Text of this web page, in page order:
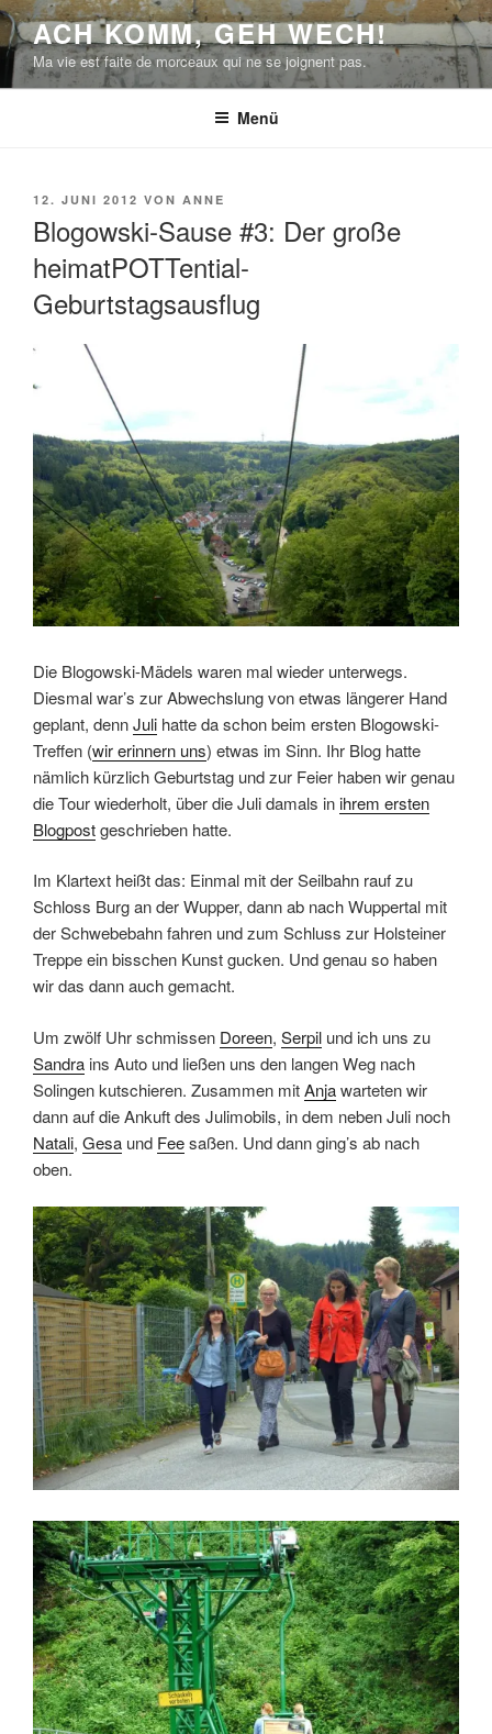
Zum
Inhalt
springen
ACH KOMM, GEH WECH!
Ma vie est faite de morceaux qui ne se joignent pas.
Menü
VERÖFFENTLICHT
12. JUNI 2012 VON ANNE
Blogowski-Sause #3: Der große
heimatPOTTential-
Geburtstagsausflug
Die Blogowski-Mädels waren mal wieder unterwegs.
Diesmal war’s zur Abwechslung von etwas längerer Hand
geplant, dennJuli hatte da schon beim ersten Blogowski-
Treffen (wir erinnern uns) etwas im Sinn. Ihr Blog hatte
nämlich kürzlich Geburtstag und zur Feier haben wir genau
die Tour wiederholt, über die Juli damals inihrem ersten
Blogpostgeschrieben hatte.
Im Klartext heißt das: Einmal mit der Seilbahn rauf zu
Schloss Burg an der Wupper, dann ab nach Wuppertal mit
der Schwebebahn fahren und zum Schluss zur Holsteiner
Treppe ein bisschen Kunst gucken. Und genau so haben
wir das dann auch gemacht.
Um zwölf Uhr schmissen Doreen, Serpil und ich uns zu
Sandra ins Auto und ließen uns den langen Weg nach
Solingen kutschieren. Zusammen mitAnjawarteten wir
dann auf die Ankuft des Julimobils, in dem neben Juli noch
Natali, Gesa und Feesaßen. Und dann ging’s ab nach
oben.